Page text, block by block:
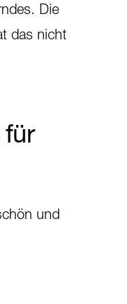
Die
das nicht
und